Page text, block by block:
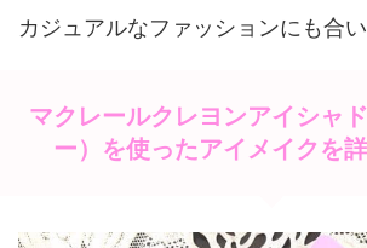
カジュアルなファッションにも合
マクレールクレヨンアイシャ
ー）を使ったアイメイクを